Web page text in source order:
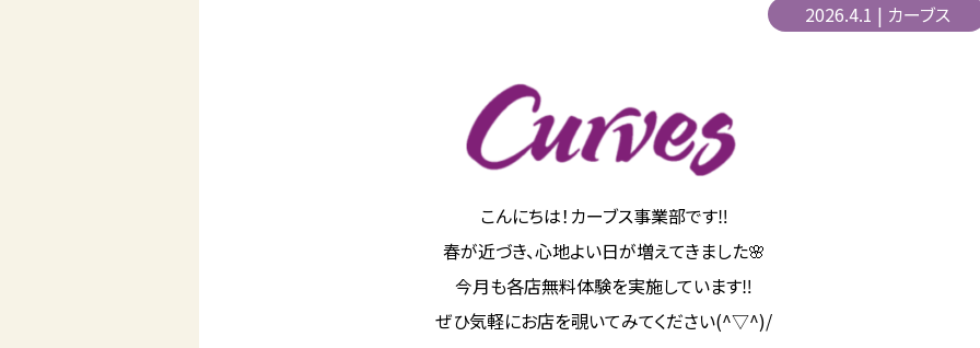
2026.4.1 | カーブス
こんにちは！カーブス事業部です‼
春が近づき、心地よい日が増えてきました🌸
今月も各店無料体験を実施しています‼
ぜひ気軽にお店を覗いてみてください(^▽^)/